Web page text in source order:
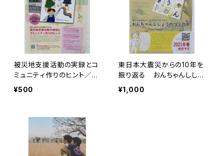
被災地支援活動の実録とコ
ミュニティ作りのヒント／発
行 特定非営利活動法人に
¥500
東日本大震災からの10年を
振り返る おんちゃんししょ
うのつぶやき／（著）柴田滋
¥1,000